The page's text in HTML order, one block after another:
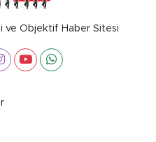
ve Objektif Haber Sitesi